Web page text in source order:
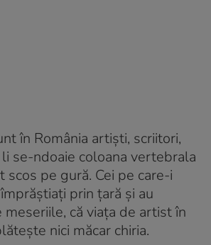
în România artiști, scriitori,
se-ndoaie coloana vertebrala
scos pe gură. Cei pe care-i
prin țară și au
meseriile, că viața de artist în
nici măcar chiria.